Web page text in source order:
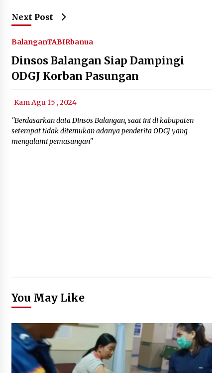
Next Post
BalanganTABIRbanua
Dinsos Balangan Siap Dampingi
ODGJ Korban Pasungan
Kam Agu 15 , 2024
"Berdasarkan data Dinsos Balangan, saat ini di kabupaten
setempat tidak ditemukan adanya penderita ODGJ yang
mengalami pemasungan"
You May Like